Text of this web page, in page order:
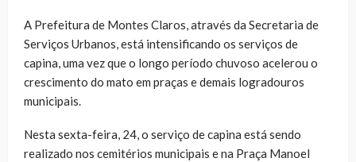
A Prefeitura de Montes Claros, através da Secretaria de
Serviços Urbanos, está intensificando os serviços de
capina, uma vez que o longo período chuvoso acelerou o
crescimento do mato em praças e demais logradouros
municipais.
Nesta sexta-feira, 24, o serviço de capina está sendo
realizado nos cemitérios municipais e na Praça Manoel